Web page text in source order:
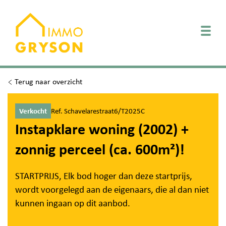
Terug naar overzicht
Verkocht Ref. Schavelarestraat6/T2025C
Instapklare woning (2002) +
zonnig perceel (ca. 600m²)!
STARTPRIJS, Elk bod hoger dan deze startprijs,
wordt voorgelegd aan de eigenaars, die al dan niet
kunnen ingaan op dit aanbod.